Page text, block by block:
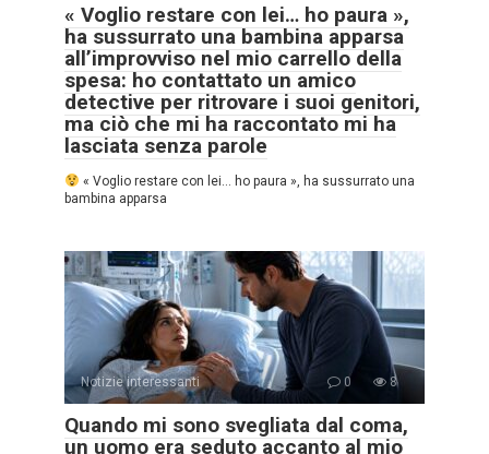
« Voglio restare con lei… ho paura »,
ha sussurrato una bambina apparsa
all’improvviso nel mio carrello della
spesa: ho contattato un amico
detective per ritrovare i suoi genitori,
ma ciò che mi ha raccontato mi ha
lasciata senza parole
« Voglio restare con lei… ho paura », ha sussurrato una
bambina apparsa
Notizie interessanti 0 8
Quando mi sono svegliata dal coma,
un uomo era seduto accanto al mio